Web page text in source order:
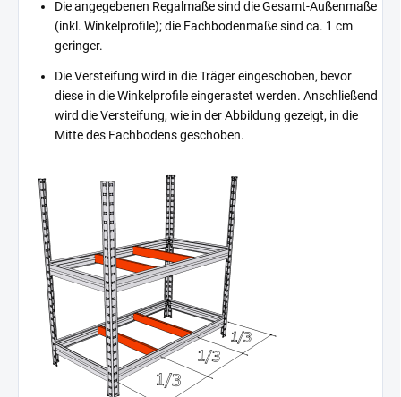
Die angegebenen Regalmaße sind die Gesamt-Außenmaße
(inkl. Winkelprofile); die Fachbodenmaße sind ca. 1 cm
geringer.
Die Versteifung wird in die Träger eingeschoben, bevor
diese in die Winkelprofile eingerastet werden. Anschließend
wird die Versteifung, wie in der Abbildung gezeigt, in die
Mitte des Fachbodens geschoben.